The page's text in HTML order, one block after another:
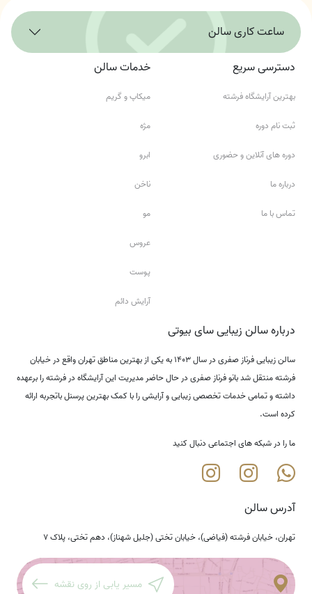
ساعت کاری سالن
درباره سالن زیبایی سای بیوتی
سالن زیبایی فرناز صفری در سال ۱۴۰۳ به یکی از بهترین مناطق تهران واقع در خیابان
فرشته منتقل شد بانو فرناز صفری در حال حاضر مدیریت این آرایشگاه در فرشته را برعهده
داشته و تمامی خدمات تخصصی زیبایی و آرایشی را با کمک بهترین پرسنل باتجربه ارائه
کرده است.
ما را در شبکه های اجتماعی دنبال کنید
دسترسی سریع
بهترین آرایشگاه فرشته
ثبت نام دوره
دوره های آنلاین و حضوری
درباره ما
تماس با ما
خدمات سالن
میکاپ و گریم
مژه
ابرو
ناخن
مو
عروس
پوست
آرایش دائم
آدرس سالن
تهران، خیابان فرشته (فیاضی)، خیابان تختی (جلیل شهناز)، دهم تختی، پلاک ۷
مسیر یابی از روی نقشه